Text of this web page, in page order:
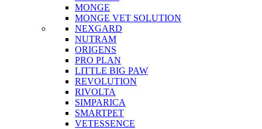
MONGE
MONGE VET SOLUTION
NEXGARD
NUTRAM
ORIGENS
PRO PLAN
LITTLE BIG PAW
REVOLUTION
RIVOLTA
SIMPARICA
SMARTPET
VETESSENCE